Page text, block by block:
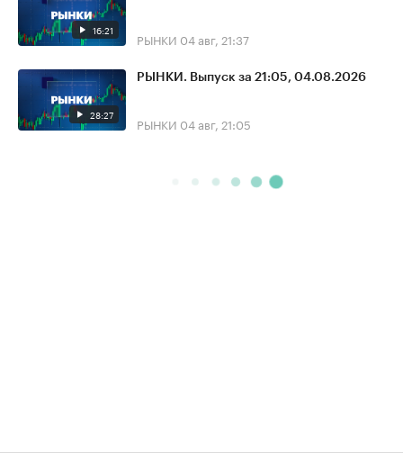
16:21 РЫНКИ 04 авг, 21:37
28:27
РЫНКИ. Выпуск за 21:05, 04.08.2026
РЫНКИ 04 авг, 21:05